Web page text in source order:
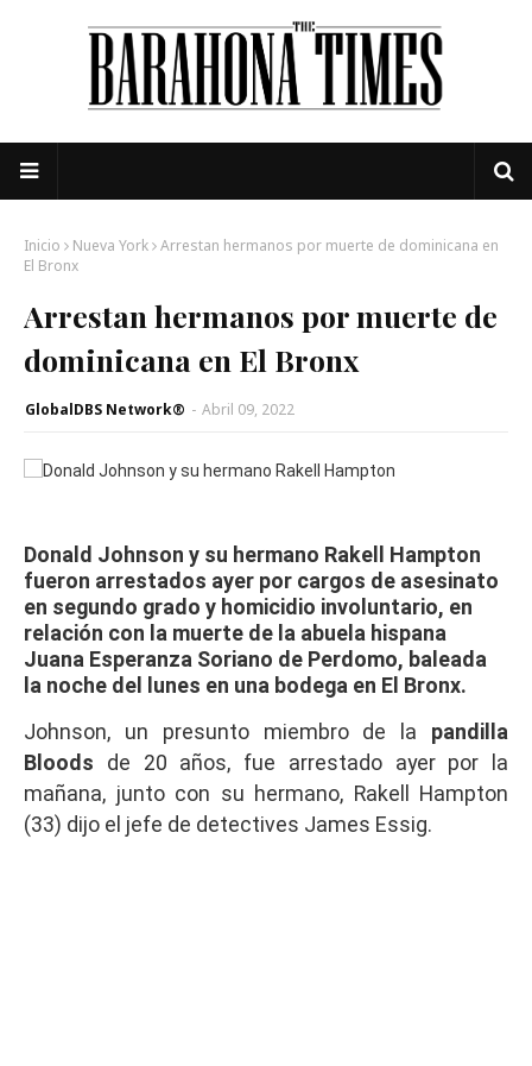
Inicio Nueva York Arrestan hermanos por muerte de dominicana en
El Bronx
Arrestan hermanos por muerte de
dominicana en El Bronx
GlobalDBS Network® - Abril 09, 2022
Donald Johnson y su hermano Rakell Hampton
fueron arrestados ayer por cargos de asesinato
en segundo grado y homicidio involuntario, en
relación con la muerte de la abuela hispana
Juana Esperanza Soriano de Perdomo, baleada
la noche del lunes en una bodega en El Bronx.
Johnson, un presunto miembro de la pandilla
Bloods de 20 años, fue arrestado ayer por la
mañana, junto con su hermano, Rakell Hampton
(33) dijo el jefe de detectives James Essig.